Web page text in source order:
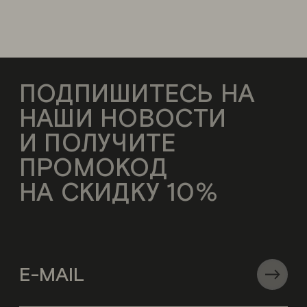
ПОДПИШИТЕСЬ НА
НАШИ НОВОСТИ
И ПОЛУЧИТЕ
ПРОМОКОД
НА СКИДКУ 10%